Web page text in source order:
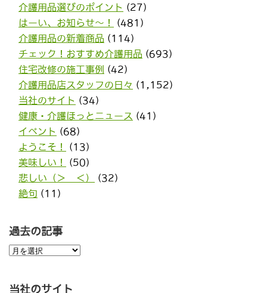
介護用品選びのポイント (27)
はーい、お知らせ〜！
(481)
介護用品の新着商品 (114)
チェック！おすすめ介護用品 (693)
住宅改修の施工事例
(42)
介護用品店スタッフの日々 (1,152)
当社のサイト (34)
健康・介護ほっとニュース (41)
イベント (68)
ようこそ！
(13)
美味しい！
(50)
悲しい（＞＿＜）
(32)
絶句 (11)
過去の記事
過
去
事
当社のサイト